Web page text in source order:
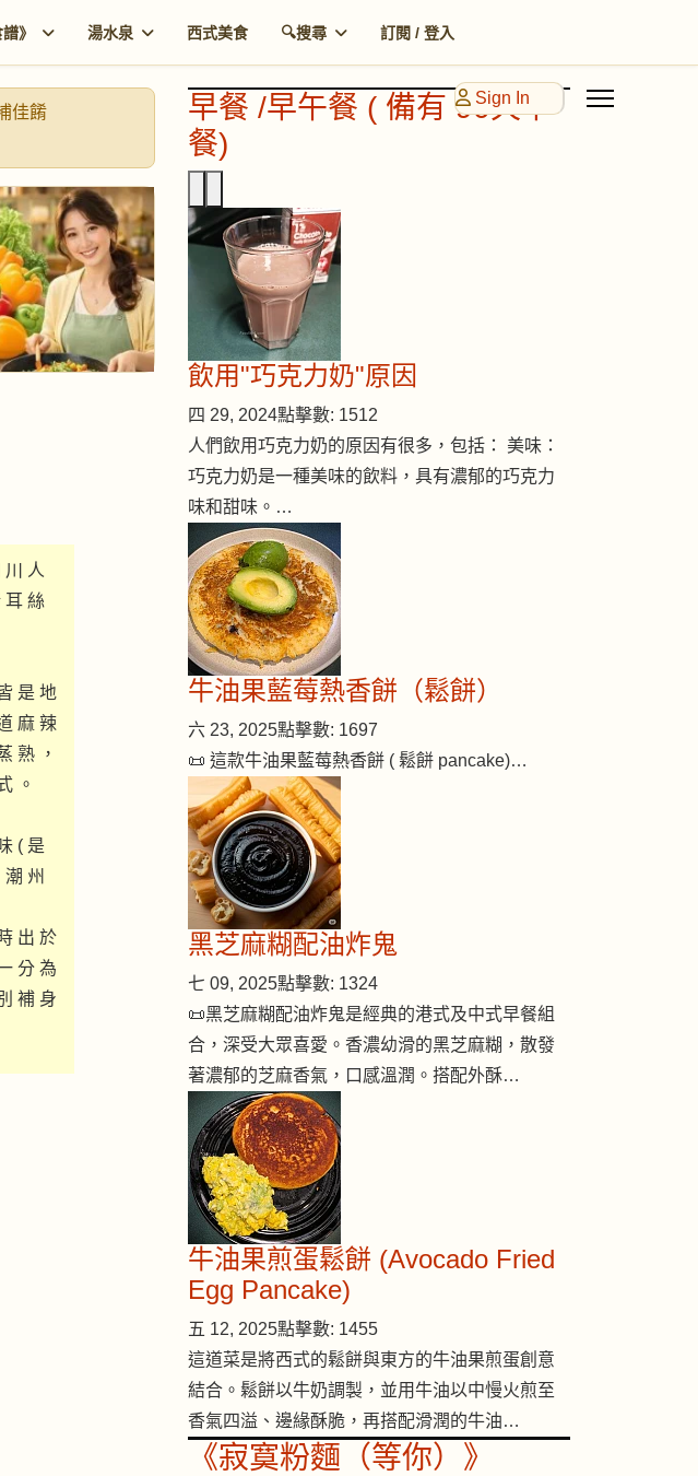
》 湯水泉 西式美食 🔍搜尋 訂閱 / 登入
Sign In
佳餚
川 人
耳 絲
是 地
麻 辣
熟 ，
。
( 是
州
出 於
分 為
補 身
早餐 /早午餐 ( 備有 90天早
餐)
飲用"巧克力奶"原因
四 29, 2024點擊數: 1512
人們飲用巧克力奶的原因有很多，包括： 美味：
巧克力奶是一種美味的飲料，具有濃郁的巧克力
味和甜味。…
牛油果藍莓熱香餅（鬆餅）
六 23, 2025點擊數: 1697
📜 這款牛油果藍莓熱香餅 ( 鬆餅 pancake)…
黑芝麻糊配油炸鬼
七 09, 2025點擊數: 1324
📜黑芝麻糊配油炸鬼是經典的港式及中式早餐組
合，深受大眾喜愛。香濃幼滑的黑芝麻糊，散發
著濃郁的芝麻香氣，口感溫潤。搭配外酥…
牛油果煎蛋鬆餅 (Avocado Fried
Egg Pancake)
五 12, 2025點擊數: 1455
這道菜是將西式的鬆餅與東方的牛油果煎蛋創意
結合。鬆餅以牛奶調製，並用牛油以中慢火煎至
香氣四溢、邊緣酥脆，再搭配滑潤的牛油…
《寂寞粉麵（等你）》